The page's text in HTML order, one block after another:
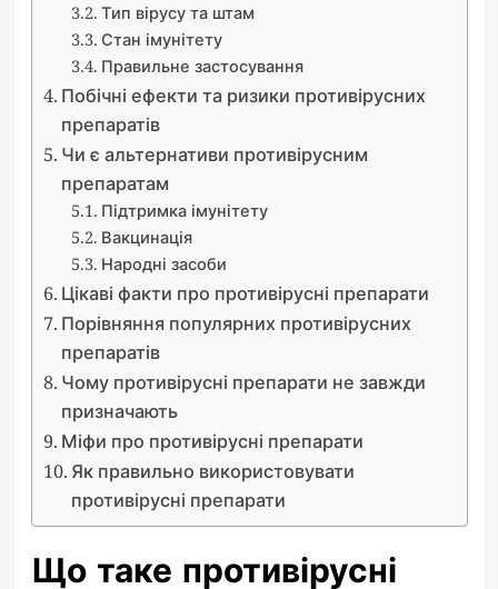
Тип вірусу та штам
Стан імунітету
Правильне застосування
Побічні ефекти та ризики противірусних
препаратів
Чи є альтернативи противірусним
препаратам
Підтримка імунітету
Вакцинація
Народні засоби
Цікаві факти про противірусні препарати
Порівняння популярних противірусних
препаратів
Чому противірусні препарати не завжди
призначають
Міфи про противірусні препарати
Як правильно використовувати
противірусні препарати
Що таке противірусні